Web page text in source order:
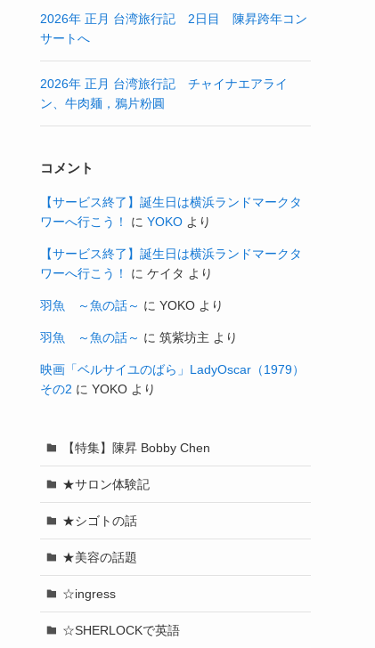
2026年 正月 台湾旅行記 2日目 陳昇跨年コン
サートへ
2026年 正月 台湾旅行記 チャイナエアライ
ン、牛肉麺，鴉片粉圓
コメント
【サービス終了】誕生日は横浜ランドマークタ
ワーへ行こう！
に YOKO より
【サービス終了】誕生日は横浜ランドマークタ
ワーへ行こう！
に ケイタ より
羽魚 ～魚の話～ に YOKO より
羽魚 ～魚の話～ に 筑紫坊主 より
映画「ベルサイユのばら」LadyOscar（1979）
その2 に YOKO より
【特集】陳昇 Bobby Chen
★サロン体験記
★シゴトの話
★美容の話題
☆ingress
☆SHERLOCKで英語